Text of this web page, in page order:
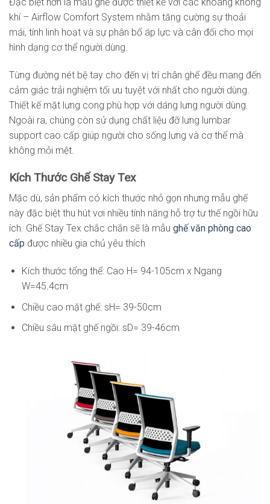
khí – Airflow Comfort System nhằm tăng cường sự thoải
mái, tính linh hoạt và sự phân bổ áp lực và cân đối cho mọi
hình dạng cơ thể người dùng.
Từng đường nét bệ tay cho đến vị trí chân ghế đều mang đến
cảm giác trải nghiệm tối ưu tuyệt với nhất cho người dùng.
Thiết kế mặt lưng cong phù hợp với dáng lưng người dùng.
Ngoài ra, chúng còn sử dụng chất liệu đỡ lưng lumbar
support cao cấp giúp người cho sống lưng và cơ thể mà
không mỏi mệt.
Kích Thước Ghế Stay Tex
Mặc dù, sản phẩm có kích thước nhỏ gọn nhưng mẫu ghế
này đặc biệt thu hút vơi nhiều tính năng hỗ trợ tư thế ngồi hữu
ích. Ghế Stay Tex chắc chắn sẽ là mẫu ghế văn phòng cao
cấp được nhiều gia chủ yêu thích
Kích thước tổng thể: Cao H= 94-105cm x Ngang
W=45.4cm
Chiều cao mặt ghế: sH= 39-50cm
Chiều sâu mặt ghế ngồi: sD= 39-46cm